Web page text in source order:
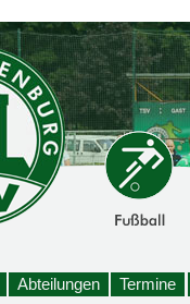
Abteilungen Termine